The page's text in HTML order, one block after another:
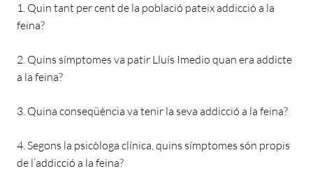
1. Quin tant per cent de la població pateix addicció a la
feina?
2. Quins símptomes va patir Lluís Imedio quan era addicte
a la feina?
3. Quina conseqüència va tenir la seva addicció a la feina?
4. Segons la psicòloga clínica, quins símptomes són propis
de l’addicció a la feina?